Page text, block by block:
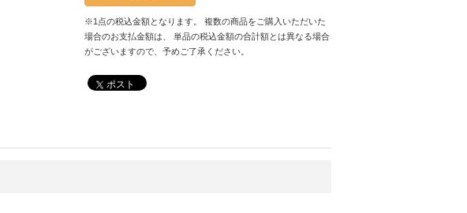
※1点の税込金額となります。 複数の商品をご購入いただいた
場合のお支払金額は、 単品の税込金額の合計額とは異なる場合
がございますので、予めご了承ください。
ポスト